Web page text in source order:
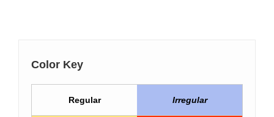
Color Key
Regular Irregular